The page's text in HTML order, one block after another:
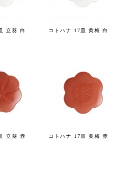
立葵 白 コトハナ 17皿 黄梅 白
立葵 赤 コトハナ 17皿 黄梅 赤